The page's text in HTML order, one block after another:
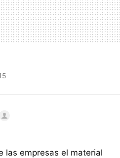
las empresas el material